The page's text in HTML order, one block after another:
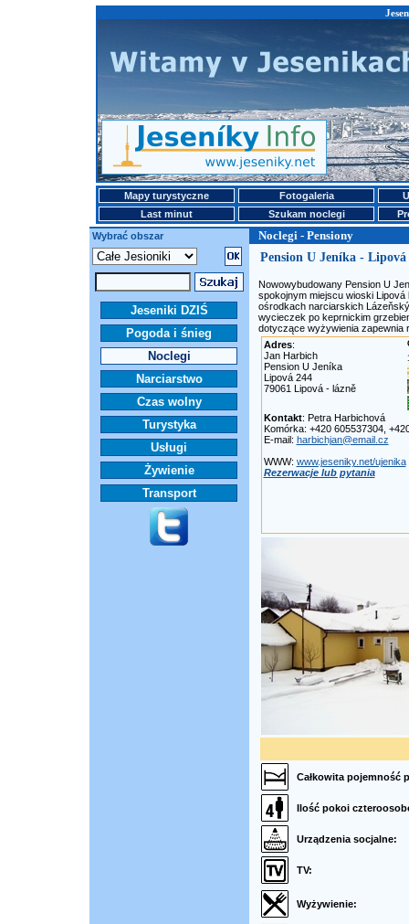
Mapy turystyczne Fotogaleria
Last minut
Szukam noclegi
Wybrać obszar
Noclegi - Pensiony
Jeseniki DZIŚ
Pogoda i śnieg
Noclegi
Narciarstwo
Czas wolny
Turystyka
Usługi
Żywienie
Transport
Pension U Jeníka - Lipová
Nowowybudowany Pension U
spokojnym miejscu wioski
ośrodkach narciarskich
wycieczek po keprnickim
dotyczące wyżywienia zapewnia
Adres:
Jan Harbich
Pension U Jeníka
Lipová 244
79061 Lipová - lázně
Kontakt: Petra Harbichová
Komórka: +420 605537304,
E-mail: harbichjan@email.cz
WWW: www.jeseniky.net/ujenika
Rezerwacje lub pytania
Całkowita pojemność
Ilość pokoi
Urządzenia socjalne:
TV:
Wyżywienie: